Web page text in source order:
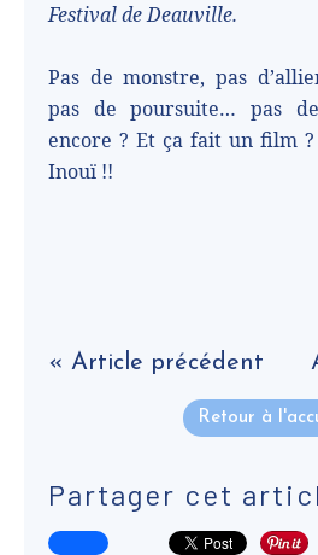
Festival de Deauville.
Pas de monstre, pas
pas de poursuite… pas
encore ? Et ça fait un film
Inouï !!
« Article précédent
Retour à
Partager cet